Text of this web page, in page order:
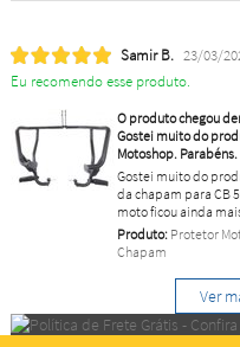
Samir B. 23/03/
Eu recomendo esse produto.
O produto chegou
Gostei muito do
Motoshop. Parabéns.
Gostei muito do
da chapam para CB
moto ficou ainda
Produto:Protetor
Chapam
Ver